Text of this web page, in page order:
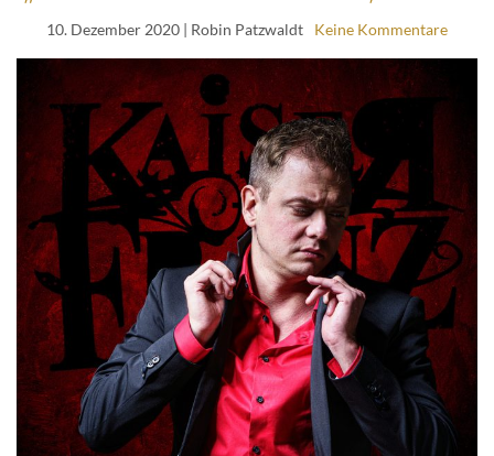
10. Dezember 2020 | Robin Patzwaldt Keine Kommentare